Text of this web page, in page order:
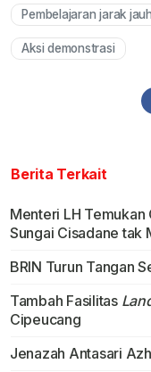
Pembelajaran jarak
Aksi demonstrasi
Berita Terkait
Menteri LH
Sungai Cisadane tak
BRIN Turun Tangan
Tambah Fasilitas
Cipeucang
Jenazah Antasari